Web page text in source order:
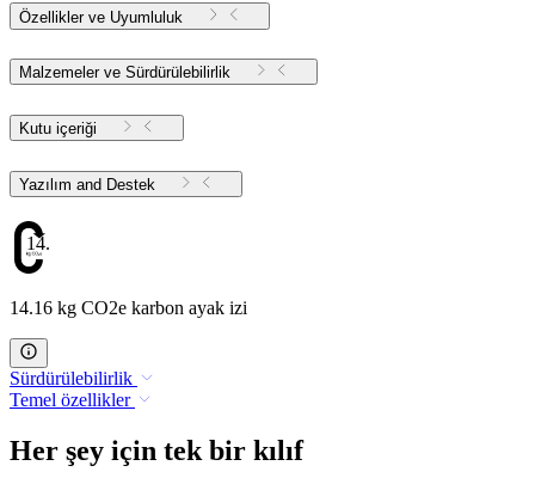
Özellikler ve Uyumluluk
Malzemeler ve Sürdürülebilirlik
Kutu içeriği
Yazılım and Destek
14.16
14.16 kg CO2e karbon ayak izi
Sürdürülebilirlik
Temel özellikler
Her şey için tek bir kılıf